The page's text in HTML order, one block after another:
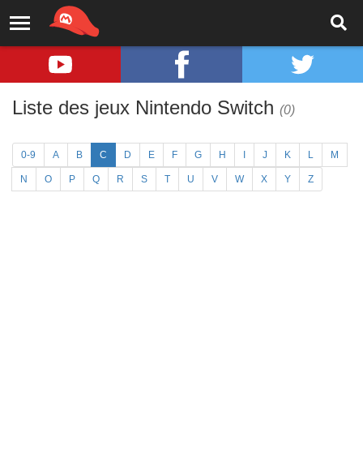
Liste des jeux Nintendo Switch (0)
0-9 A B C D E F G H J K L M
N O P Q R S T U V W X Y Z